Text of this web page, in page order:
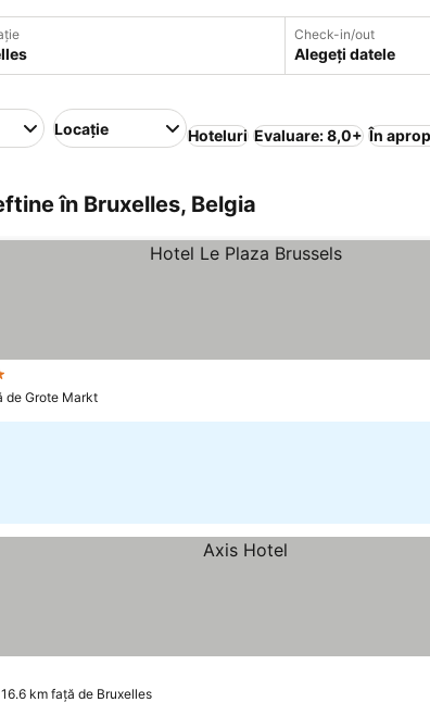
Check-in/out
Alegeți datele
Locație Hoteluri Evaluare: 8,0+ În
în Bruxelles, Belgia
de Grote Markt
km faţă de Bruxelles